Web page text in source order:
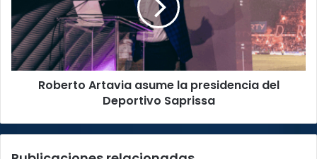
presidencia
del
Deportivo
Saprissa
Roberto Artavia asume la presidencia del
Deportivo Saprissa